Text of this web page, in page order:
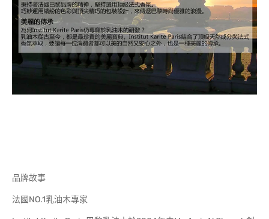
品牌故事
法國NO.1乳油木專家